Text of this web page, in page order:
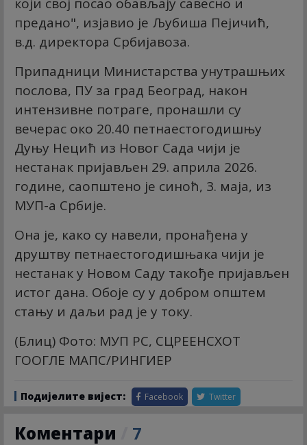
предано", изјавио је Љубиша Пејичић,
в.д. директора Србијавоза.
Припадници Министарства унутрашњих
послова, ПУ за град Београд, након
интензивне потраге, пронашли су
вечерас око 20.40 петнаестогодишњу
Дуњу Нецић из Новог Сада чији је
нестанак пријављен 29. априла 2026.
године, саопштено је синоћ, 3. маја, из
МУП-а Србије.
Она је, како су навели, пронађена у
друштву петнаестогодишњака чији је
нестанак у Новом Саду такође пријављен
истог дана. Обоје су у добром општем
стању и даљи рад је у току.
(Блиц) Фото: МУП РС, СЦРЕЕНСХОТ
ГООГЛЕ МАПС/РИНГИЕР
Подијелите вијест: Facebook Twitter
Коментари 7